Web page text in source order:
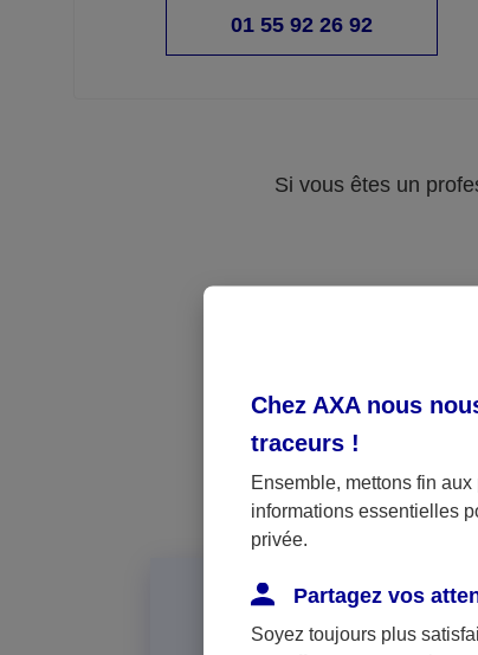
01 55 92 26 92
Si vous êtes un
Chez AXA nous
traceurs !
Ensemble, mettons fin
informations essentielles
privée.
Partagez vos
Soyez toujours plus